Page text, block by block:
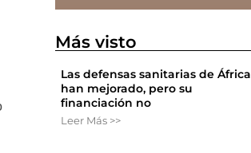
Más visto
Las defensas sanitarias de África
han mejorado, pero su
financiación no
Leer Más >>